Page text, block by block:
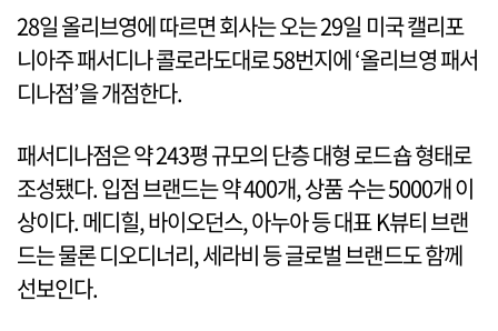
28일 올리브영에 따르면 회사는 오는 29일 미국 캘리포
니아주 패서디나 콜로라도대로 58번지에 ‘올리브영 패서
디나점’을 개점한다.
패서디나점은 약 243평 규모의 단층 대형 로드숍 형태로
조성됐다. 입점 브랜드는 약 400개, 상품 수는 5000개 이
상이다. 메디힐, 바이오던스, 아누아 등 대표 K뷰티 브랜
드는 물론 디오디너리, 세라비 등 글로벌 브랜드도 함께
선보인다.